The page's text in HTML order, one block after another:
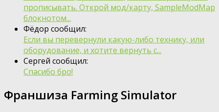
прописывать. Открой мод/карту, SampleModMap
блокнотом...
Фёдор сообщил:
Если вы перевернули какую-либо технику, или
оборудование, и хотите вернуть с...
Сергей сообщил:
Спасибо бро!
Франшиза Farming Simulator